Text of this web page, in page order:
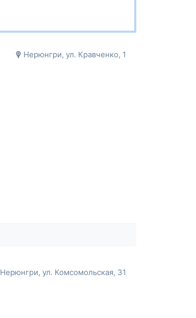
Нерюнгри, ул. Кравченко, 1
Нерюнгри, ул. Комсомольская, 31